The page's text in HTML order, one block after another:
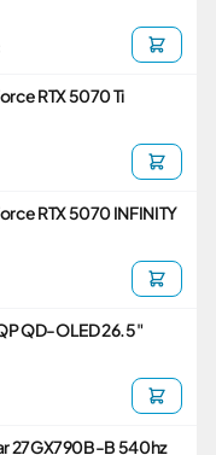
RTX 5070 Ti
RTX 5070 INFINITY
QD-OLED 26.5"
27GX790B-B 540hz